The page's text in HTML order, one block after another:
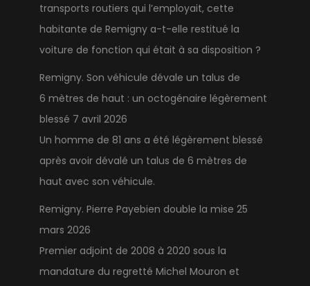
transports routiers qui l’employait, cette
habitante de Remigny a-t-elle restitué la
voiture de fonction qui était à sa disposition ?
Remigny. Son véhicule dévale un talus de
6 mètres de haut : un octogénaire légèrement
blessé 7 avril 2026
Un homme de 81 ans a été légèrement blessé
après avoir dévalé un talus de 6 mètres de
haut avec son véhicule.
Remigny. Pierre Payebien double la mise 25
mars 2026
Premier adjoint de 2008 à 2020 sous la
mandature du regretté Michel Mouron et